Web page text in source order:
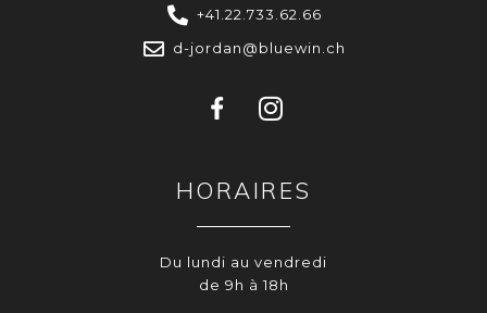
+41.22.733.62.66
d-jordan@bluewin.ch
HORAIRES
Du lundi au vendredi
de 9h à 18h